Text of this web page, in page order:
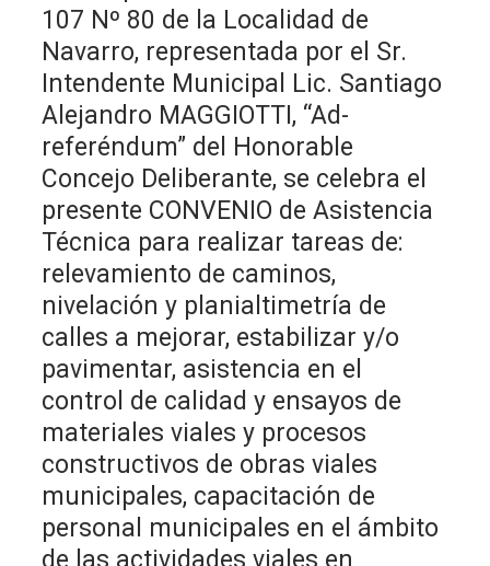
107 Nº 80 de la Localidad de
Navarro, representada por el Sr.
Intendente Municipal Lic. Santiago
Alejandro MAGGIOTTI, “Ad-
referéndum” del Honorable
Concejo Deliberante, se celebra el
presente CONVENIO de Asistencia
Técnica para realizar tareas de:
relevamiento de caminos,
nivelación y planialtimetría de
calles a mejorar, estabilizar y/o
pavimentar, asistencia en el
control de calidad y ensayos de
materiales viales y procesos
constructivos de obras viales
municipales, capacitación de
personal municipales en el ámbito
de las actividades viales en